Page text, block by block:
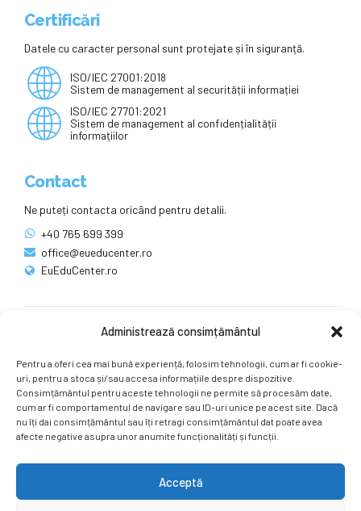
Administrează consimțământul
Pentru a oferi cea mai bună experiență, folosim tehnologii, cum ar fi cookie-
uri, pentru a stoca și/sau accesa informațiile despre dispozitive.
Consimțământul pentru aceste tehnologii ne permite să procesăm date,
cum ar fi comportamentul de navigare sau ID-uri unice pe acest site. Dacă
nu îți dai consimțământul sau îți retragi consimțământul dat poate avea
afecte negative asupra unor anumite funcționalități și funcții.
Acceptă
Certificări
Datele cu caracter personal sunt protejate și în siguranță.
ISO/IEC 27001:2018
Sistem de management al securității informației
ISO/IEC 27701:2021
Sistem de management al confidențialității
informațiilor
Contact
Ne puteți contacta oricând pentru detalii.
+40 765 699 399
office@eueducenter.ro
EuEduCenter.ro
Ne puteți găsi și pe rețelele sociale.